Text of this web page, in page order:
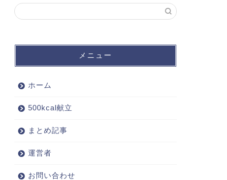
メニュー
ホーム
500kcal献立
まとめ記事
運営者
お問い合わせ